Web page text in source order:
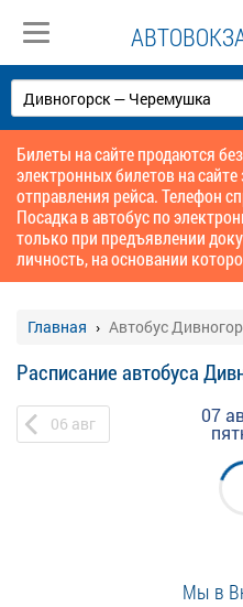
Билеты на сайте продаются
электронных билетов на
отправления рейса. Телефон
Посадка в автобус по
только при предъявлении
личность, на основании
Главная Автобус
Расписание автобуса
06 авг 07
Мы в